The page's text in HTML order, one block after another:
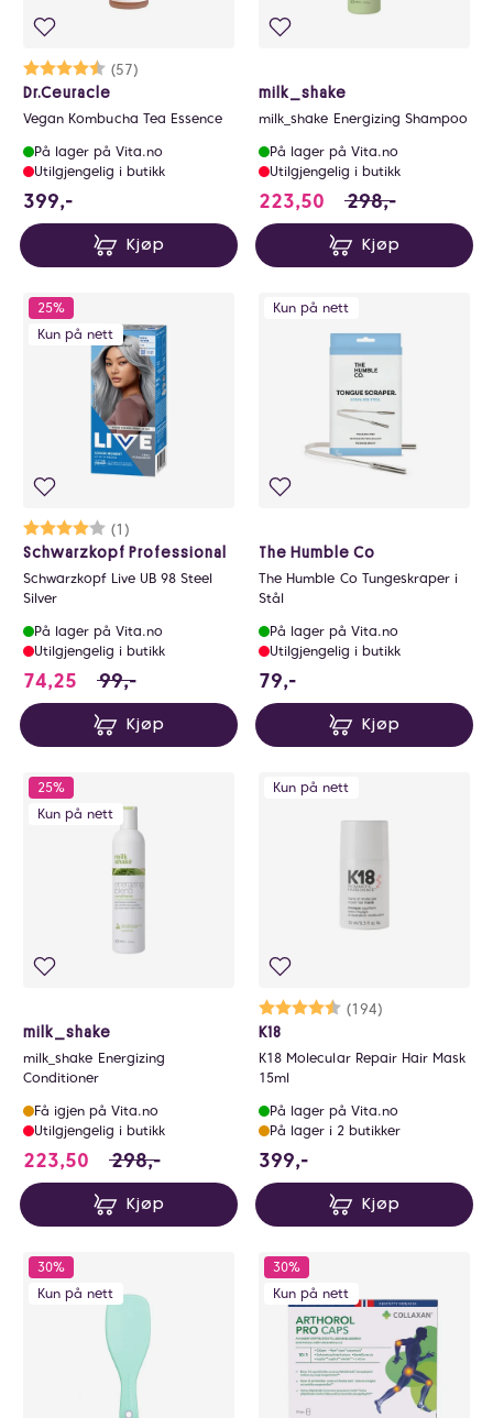
Karakter:
(57)
4.5 av 5 mulige
Dr.Ceuracle
Vegan Kombucha Tea Essence
På lager på Vita.no
Utilgjengelig i butikk
399,-
Kjøp
milk_shake
milk_shake Energizing Shampoo
På lager på Vita.no
Utilgjengelig i butikk
223,50 223.5 i stedet for
298,-
Kjøp
25%
Kun på nett
Karakter:
(1)
4.0 av 5 mulige
Schwarzkopf Professional
Schwarzkopf Live UB 98 Steel
Silver
På lager på Vita.no
Utilgjengelig i butikk
74,25 74.25 i stedet for 99 NOK, du sparer 24.75
99,-
Kjøp
Kun på nett
The Humble Co
The Humble Co Tungeskraper i
Stål
På lager på Vita.no
Utilgjengelig i butikk
79,-
Kjøp
25%
Kun på nett
milk_shake
milk_shake Energizing
Conditioner
Få igjen på Vita.no
Utilgjengelig i butikk
223,50 223.5 i stedet for 298 NOK, du sparer 74.5
298,-
Kjøp
Kun på nett
Karakter:
(194)
4.7 av 5 mulige
K18
K18 Molecular Repair Hair Mask
15ml
På lager på Vita.no
På lager i 2 butikker
399,-
Kjøp
30%
Kun på nett
30%
Kun på nett